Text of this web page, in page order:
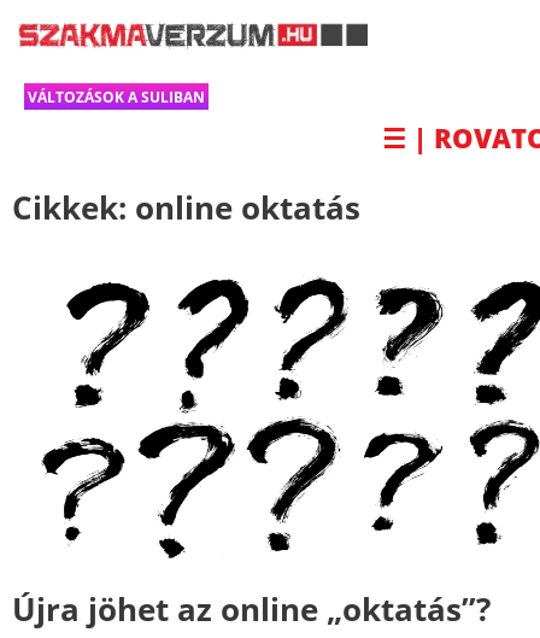
VÁLTOZÁSOK A SULIBAN
☰ |
Cikkek: online oktatás
Újra jöhet az online „oktatás”?